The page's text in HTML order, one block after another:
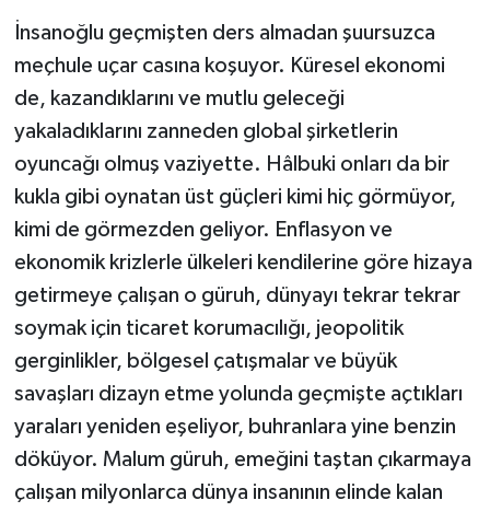
İnsanoğlu geçmişten ders almadan şuursuzca
meçhule uçar casına koşuyor. Küresel ekonomi
de, kazandıklarını ve mutlu geleceği
yakaladıklarını zanneden global şirketlerin
oyuncağı olmuş vaziyette. Hâlbuki onları da bir
kukla gibi oynatan üst güçleri kimi hiç görmüyor,
kimi de görmezden geliyor. Enflasyon ve
ekonomik krizlerle ülkeleri kendilerine göre hizaya
getirmeye çalışan o güruh, dünyayı tekrar tekrar
soymak için ticaret korumacılığı, jeopolitik
gerginlikler, bölgesel çatışmalar ve büyük
savaşları dizayn etme yolunda geçmişte açtıkları
yaraları yeniden eşeliyor, buhranlara yine benzin
döküyor. Malum güruh, emeğini taştan çıkarmaya
çalışan milyonlarca dünya insanının elinde kalan